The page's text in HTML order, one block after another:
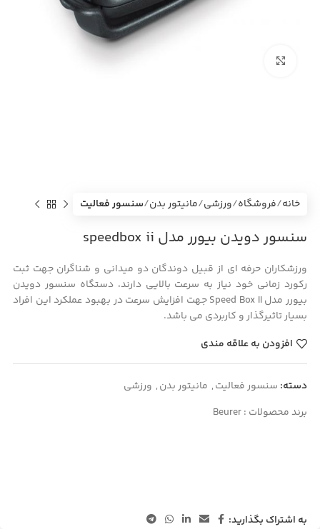
خانه فروشگاه ورزشی مانیتور بدن سنسور فعالیت
سنسور دویدن بیورر مدل speedbox ii
ورزشکاران حرفه ای از قبیل دوندگان دو میدانی و شناگران جهت ثبت
رکورد زمانی خود نیاز به سرعت بالایی دارند، دستگاه سنسور دویدن
بیورر مدل Speed Box II جهت افزایش سرعت در بهبود عملکرد این افراد
بسیار تاثیرگذار و کاربردی می باشد.
افزودن به علاقه مندی
دسته: سنسور فعالیت, مانیتور بدن, ورزشی
برند محصولات :Beurer
به اشتراک بگذارید: